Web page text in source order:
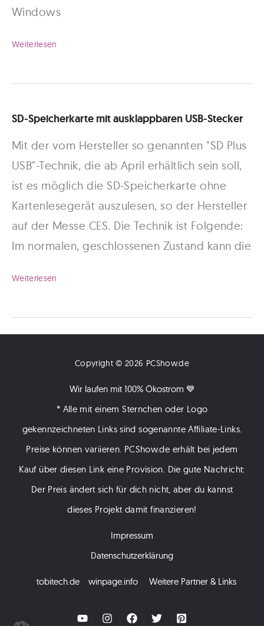
Windows
Test:
–
512
MB
Weiterlesen
SD-Speicherkarte mit ausklappbaren USB-Stecker
Mit der vom Hersteller so genannten "SD Plus
USB"-Technik, die ab April erhältlich sein soll,
ist es möglich die SD-Speicherkarte ohne
Kartenlesegerät auszulesen, so der Hersteller
auf der Messe CES. Die Technik ist Folgende:
Im normalen, geschlossenen Zustand kann die
SD-
mit
ausklappbaren
Weiterlesen
Copyright © 2026 PCShow.de
Wir laufen mit 100% Ökostrom 💙
* Alle mit einem Sternchen oder Logo
gekennzeichneten Links sind sogenannte Affiliate-Links.
Preise können variieren. PCShow.de erhält bei jedem
Kauf über diesen Link eine Provision. Die gute Nachricht:
Der Preis ändert sich für dich nicht, aber du kannst
dieses Projekt damit finanzieren!
Impressum
Datenschutzerklärung
tobitech.de winpage.info Weitere Partner & Links